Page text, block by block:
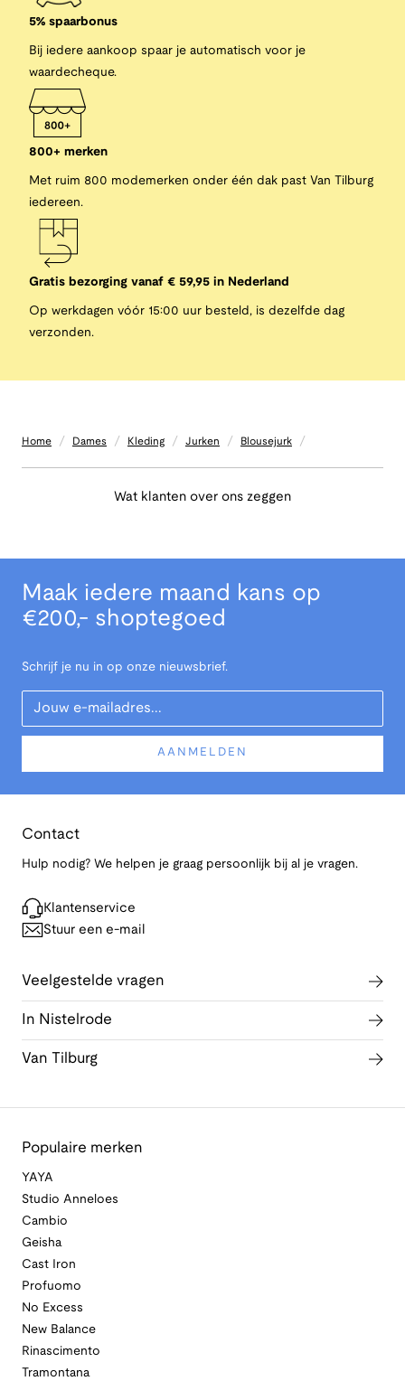
5% spaarbonus
Bij iedere aankoop spaar je automatisch voor je
waardecheque.
800+ merken
Met ruim 800 modemerken onder één dak past Van Tilburg
iedereen.
Gratis bezorging vanaf € 59,95 in Nederland
Op werkdagen vóór 15:00 uur besteld, is dezelfde dag
verzonden.
Home / Dames / Kleding / Jurken / Blousejurk /
Wat klanten over ons zeggen
Maak iedere maand kans op
€200,- shoptegoed
Schrijf je nu in op onze nieuwsbrief.
Your Email
AANMELDEN
Contact
Hulp nodig? We helpen je graag persoonlijk bij al je vragen.
Klantenservice
Stuur een e-mail
Veelgestelde vragen
In Nistelrode
Van Tilburg
Populaire merken
YAYA
Studio Anneloes
Cambio
Geisha
Cast Iron
Profuomo
No Excess
New Balance
Rinascimento
Tramontana